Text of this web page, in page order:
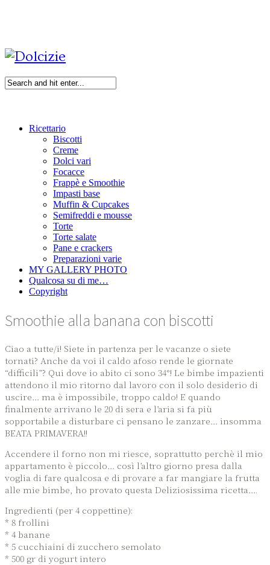
Ricettario
Biscotti
Creme
Dolci vari
Focacce
Frappè e Smoothie
Impasti base
Muffin & Cupcakes
Semifreddi e mousse
Torte
Torte salate
Pane e crackers
Preparazioni varie
MY GALLERY PHOTO
Qualcosa su di me…
Copyright
Smoothie alla banana con biscotti
Ciao a tutte/i! Siete in partenza per le vacanze o siete
tornati? Anche da voi il caldo afoso rende le giornate
“difficili”? Qui dove io abito ci sono 34°! Le bimbe impazienti
attendono il mio ritorno dal lavoro con il solo desiderio di
uscire… ma è impossibile, troppo caldo! E quando
finalmente arrivano le 20 di sera e l’aria si fa più
sopportabile a disturbare ci pensano le zanzare… insomma
BEATA PRIMAVERA!!
Accendere il forno non mi riesce, soprattutto perchè il mio
appartamento è piccolo… così l’altro giorno presa dalla
voglia di fare qualcosa e di provare a far mangiare la frutta
alle mie bimbe, ho provato questa Deliziosissima ricetta….
Ingredienti (per 4 coppettine):
* 8 frollini
* 4 banane
* 5 cucchiaini di zucchero semolato
* 500 gr di yogurt intero